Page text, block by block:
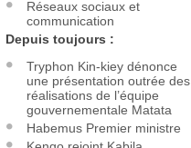
Réseaux sociaux et
communication
Depuis toujours :
Tryphon Kin-kiey dénonce
une présentation outrée des
réalisations de l’équipe
gouvernementale Matata
Habemus Premier ministre